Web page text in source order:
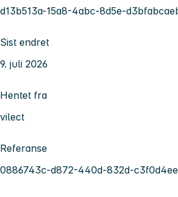
d13b513a-15a8-4abc-8d5e-
Sist endret
9. juli 2026
Hentet fra
vilect
Referanse
0886743c-d872-440d-832d-